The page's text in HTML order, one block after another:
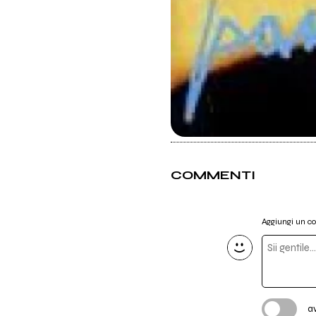
COMMENTI
Aggiungi un